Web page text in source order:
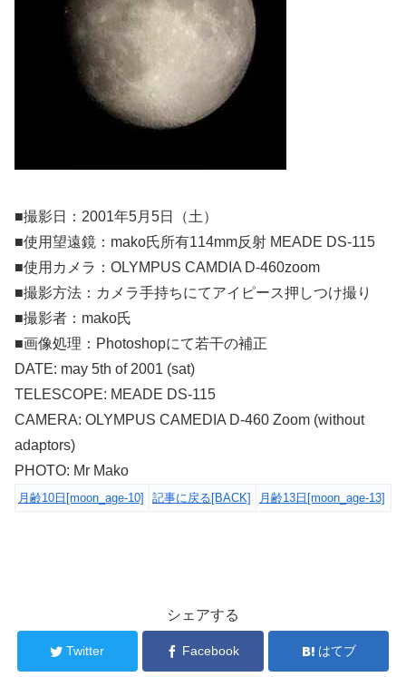
■撮影日：2001年5月5日（土）
■使用望遠鏡：mako氏所有114mm反射 MEADE DS-115
■使用カメラ：OLYMPUS CAMDIA D-460zoom
■撮影方法：カメラ手持ちにてアイピース押しつけ撮り
■撮影者：mako氏
■画像処理：Photoshopにて若干の補正
DATE: may 5th of 2001 (sat)
TELESCOPE: MEADE DS-115
CAMERA: OLYMPUS CAMEDIA D-460 Zoom (without
adaptors)
PHOTO: Mr Mako
月齢10日[moon_age-10] 記事に戻る[BACK] 月齢13日[moon_age-13]
シェアする
Twitter Facebook はてブ